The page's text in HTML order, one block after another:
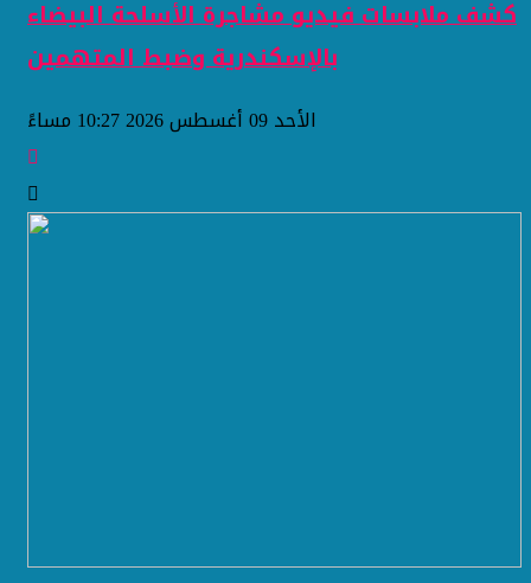
كشف ملابسات فيديو مشاجرة الأسلحة البيضاء
بالإسكندرية وضبط المتهمين
الأحد 09 أغسطس 2026 10:27 مساءً